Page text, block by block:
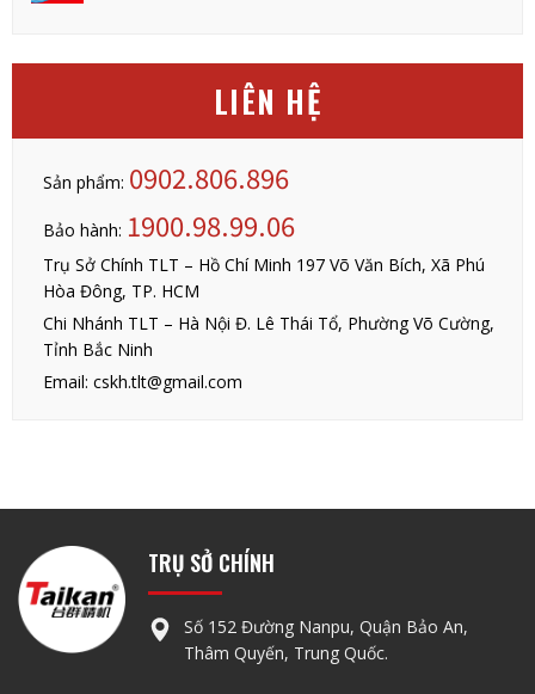
LIÊN HỆ
Sản phẩm: 0902.806.896
Bảo hành: 1900.98.99.06
Trụ Sở Chính TLT – Hồ Chí Minh 197 Võ Văn Bích, Xã Phú
Hòa Đông, TP. HCM
Chi Nhánh TLT – Hà Nội Đ. Lê Thái Tổ, Phường Võ Cường,
Tỉnh Bắc Ninh
Email: cskh.tlt@gmail.com
TRỤ SỞ CHÍNH
Số 152 Đường Nanpu, Quận Bảo An,
Thâm Quyến, Trung Quốc.